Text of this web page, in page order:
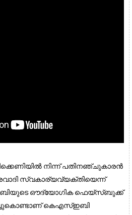
നിന്ന് പതിനഞ്ചുകാരന്‍
സ്വകാര്യവ്യക്തിയെന്ന്
ഔദ്യോഗിക ഫെയ്സ്ബുക്ക്
കെഎസ്ഇബി